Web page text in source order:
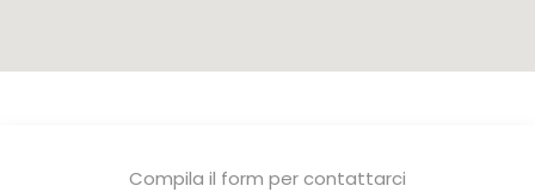
Compila il form per contattarci